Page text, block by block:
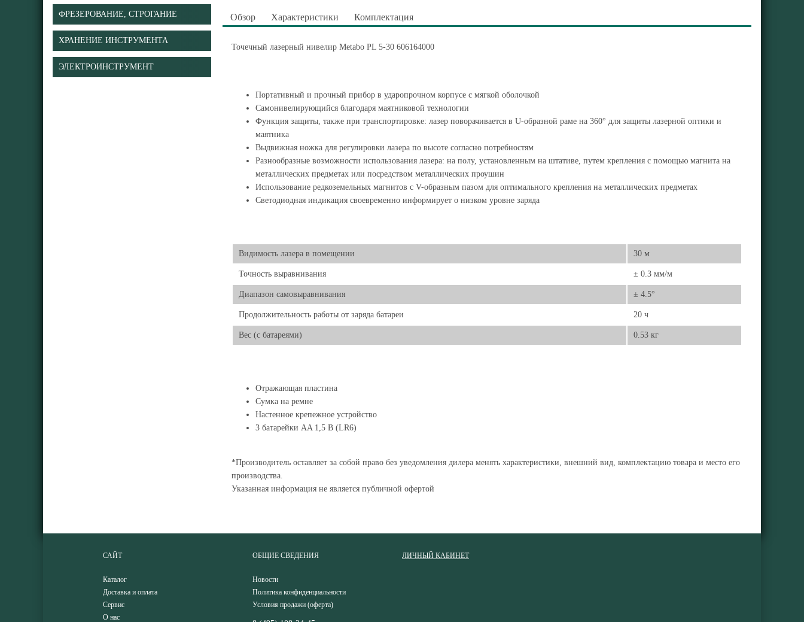
ФРЕЗЕРОВАНИЕ, СТРОГАНИЕ
ХРАНЕНИЕ ИНСТРУМЕНТА
ЭЛЕКТРОИНСТРУМЕНТ
Обзор Характеристики Комплектация
Точечный лазерный нивелир Metabo PL 5-30 606164000
Портативный и прочный прибор в ударопрочном корпусе с мягкой оболочкой
Самонивелирующийся благодаря маятниковой технологии
Функция защиты, также при транспортировке: лазер поворачивается в U-образной раме на 360° для защиты лазерной оптики и
маятника
Выдвижная ножка для регулировки лазера по высоте согласно потребностям
Разнообразные возможности использования лазера: на полу, установленным на штативе, путем крепления с помощью магнита на
металлических предметах или посредством металлических проушин
Использование редкоземельных магнитов с V-образным пазом для оптимального крепления на металлических предметах
Светодиодная индикация своевременно информирует о низком уровне заряда
Видимость лазера в помещении 30 м
Точность выравнивания ± 0.3 мм/м
Диапазон самовыравнивания ± 4.5°
Продолжительность работы от заряда батареи 20 ч
Вес (с батареями) 0.53 кг
Отражающая пластина
Сумка на ремне
Настенное крепежное устройство
3 батарейки AA 1,5 В (LR6)
*Производитель оставляет за собой право без уведомления дилера менять характеристики, внешний вид, комплектацию товара и место его
производства.
Указанная информация не является публичной офертой
САЙТ
Каталог
Доставка и оплата
Сервис
О нас
ОБЩИЕ СВЕДЕНИЯ
Новости
Политика конфиденциальности
Условия продажи (оферта)
ЛИЧНЫЙ КАБИНЕТ